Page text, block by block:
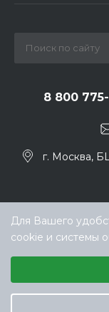
8 800
г. Москва,
Для Вашего
cookie и системы